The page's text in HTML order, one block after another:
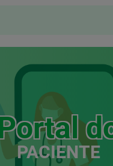
PACIENTE